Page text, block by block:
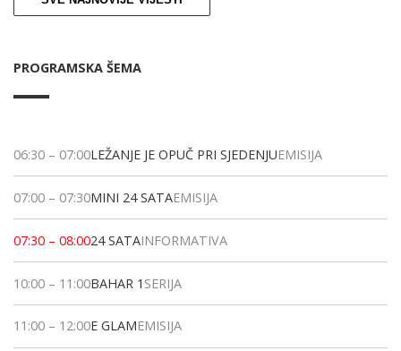
PROGRAMSKA ŠEMA
06:30 – 07:00LEŽANJE JE OPUČ PRI SJEDENJUEMISIJA
07:00 – 07:30MINI 24 SATAEMISIJA
07:30 – 08:0024 SATAINFORMATIVA
10:00 – 11:00BAHAR 1 SERIJA
11:00 – 12:00E GLAMEMISIJA